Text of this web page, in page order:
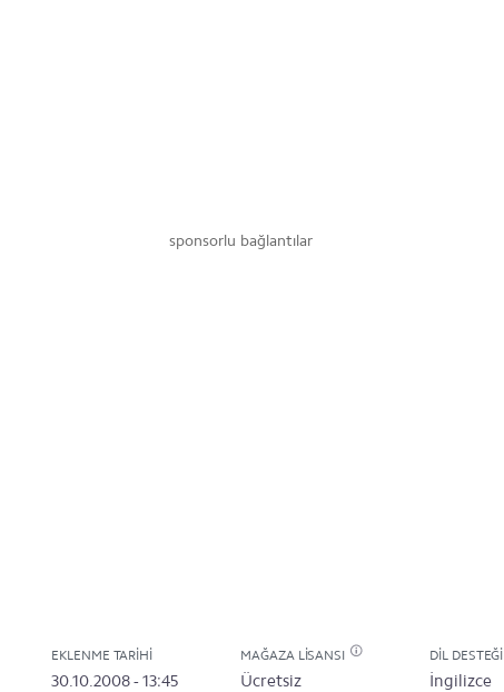
sponsorlu bağlantılar
EKLENME TARIHI
30.10.2008 - 13:45
MAĞAZA LISANSI
Ücretsiz
DIL DESTEĞI
İngilizce